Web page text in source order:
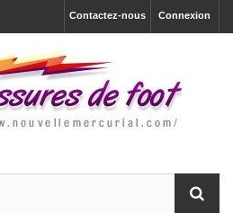
Connexion
Contactez-nous